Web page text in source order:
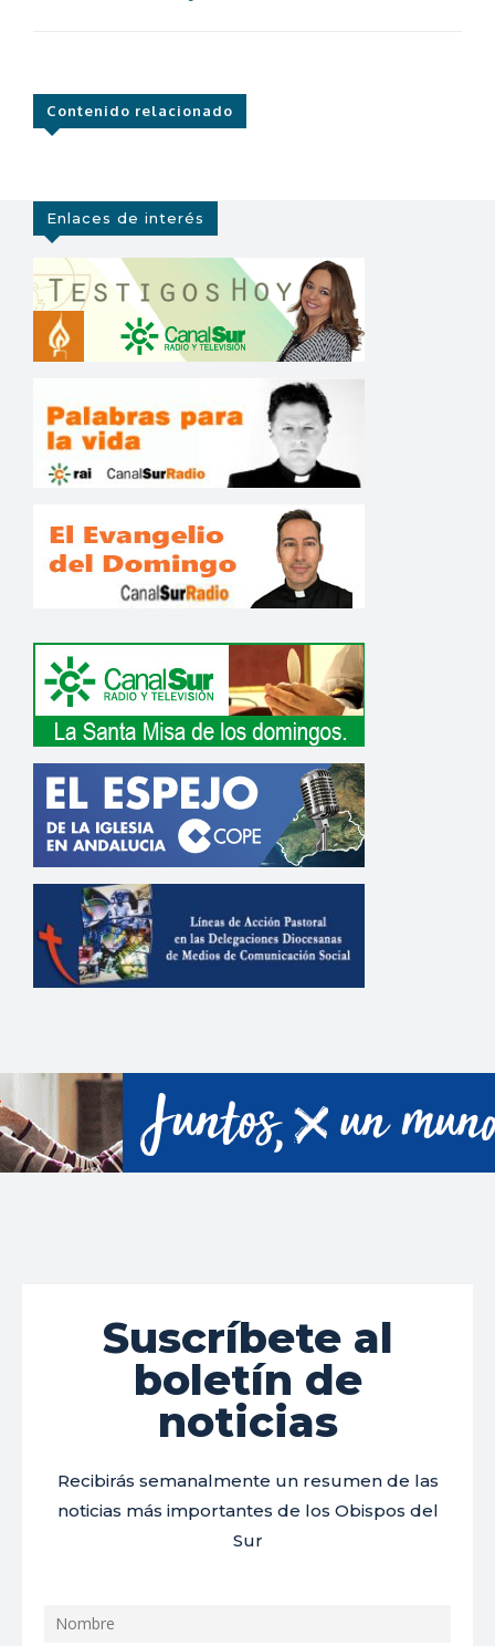
Contenido relacionado
Enlaces de interés
Suscríbete al
boletín de
noticias
Recibirás semanalmente un resumen de las
noticias más importantes de los Obispos del
Sur